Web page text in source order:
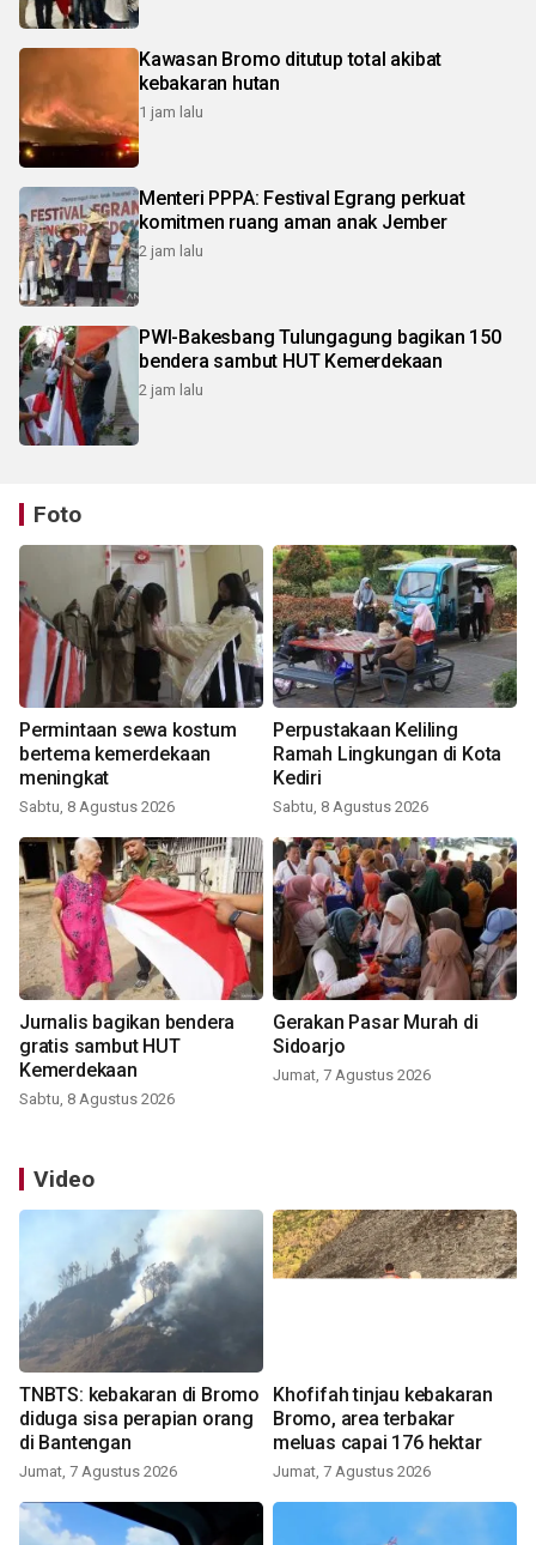
Kawasan Bromo ditutup total akibat
kebakaran hutan
1 jam lalu
Menteri PPPA: Festival Egrang perkuat
komitmen ruang aman anak Jember
2 jam lalu
PWI-Bakesbang Tulungagung bagikan 150
bendera sambut HUT Kemerdekaan
2 jam lalu
Foto
Permintaan sewa kostum
bertema kemerdekaan
meningkat
Sabtu, 8 Agustus 2026
Perpustakaan Keliling
Ramah Lingkungan di Kota
Kediri
Sabtu, 8 Agustus 2026
Jurnalis bagikan bendera
gratis sambut HUT
Kemerdekaan
Sabtu, 8 Agustus 2026
Gerakan Pasar Murah di
Sidoarjo
Jumat, 7 Agustus 2026
Video
TNBTS: kebakaran di Bromo
diduga sisa perapian orang
di Bantengan
Jumat, 7 Agustus 2026
Khofifah tinjau kebakaran
Bromo, area terbakar
meluas capai 176 hektar
Jumat, 7 Agustus 2026